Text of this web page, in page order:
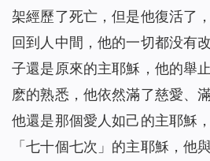
架經歷了死亡，但是他復活了
回到人中間，他的一切都没有
子還是原來的主耶穌，他的舉
麽的熟悉，他依然滿了慈愛、
他還是那個愛人如己的主耶穌
「七十個七次」的主耶穌，他